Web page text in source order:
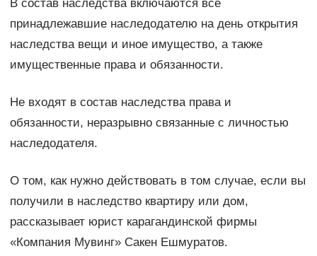
В состав наследства включаются все
принадлежавшие наследодателю на день открытия
наследства вещи и иное имущество, а также
имущественные права и обязанности.
Не входят в состав наследства права и
обязанности, неразрывно связанные с личностью
наследодателя.
О том, как нужно действовать в том случае, если вы
получили в наследство квартиру или дом,
рассказывает юрист карагандинской фирмы
«Компания Мувинг» Сакен Ешмуратов.